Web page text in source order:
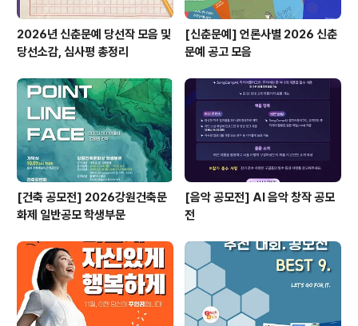
2026년 신춘문예 당선작 모음 및
당선소감, 심사평 총정리
[신춘문예] 언론사별 2026 신춘
문예 공고 모음
[건축 공모전] 2026강원건축문
화제 일반공모 학생부문
[음악 공모전] AI 음악 창작 공모
전